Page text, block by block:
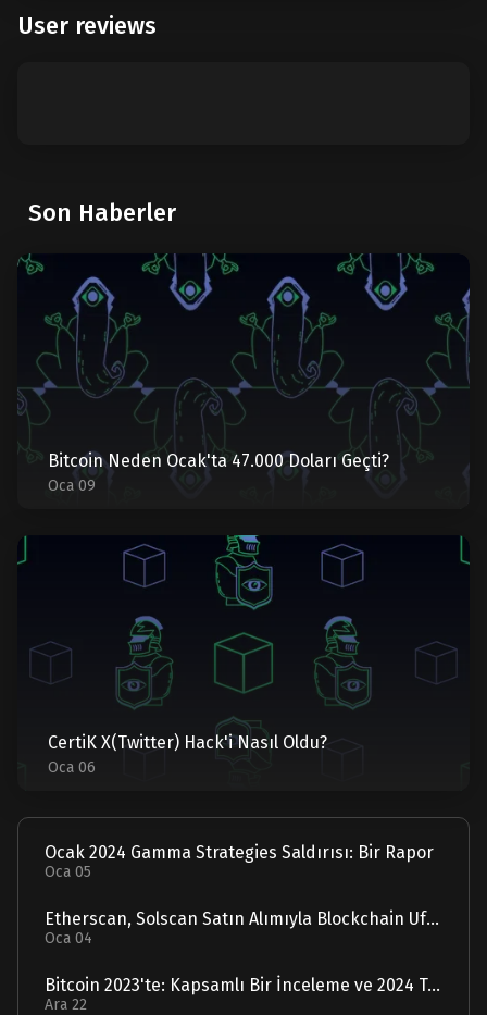
User reviews
Son Haberler
Bitcoin Neden Ocak'ta 47.000 Doları Geçti?
Oca 09
CertiK X(Twitter) Hack'i Nasıl Oldu?
Oca 06
Ocak 2024 Gamma Strategies Saldırısı: Bir Rapor
Oca 05
Etherscan, Solscan Satın Alımıyla Blockchain Ufuklarını Genişletiyor
Oca 04
Bitcoin 2023'te: Kapsamlı Bir İnceleme ve 2024 Tahmini
Ara 22